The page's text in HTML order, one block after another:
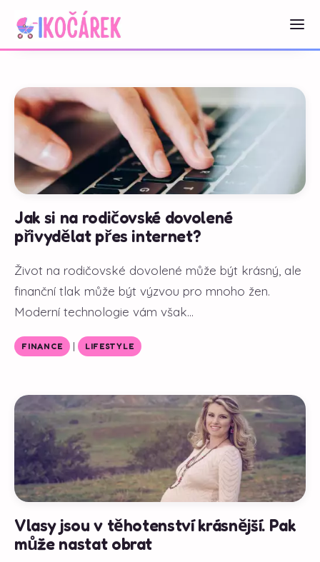
Jak si na rodičovské dovolené
přivydělat přes internet?
Život na rodičovské dovolené může být krásný, ale
finanční tlak může být výzvou pro mnoho žen.
Moderní technologie vám však...
FINANCE | LIFESTYLE
Vlasy jsou v těhotenství krásnější. Pak
může nastat obrat